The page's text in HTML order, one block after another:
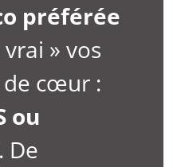
préférée
» vos
de cœur :
ou
. De